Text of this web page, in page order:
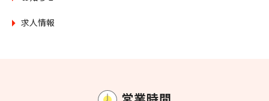
求人情報